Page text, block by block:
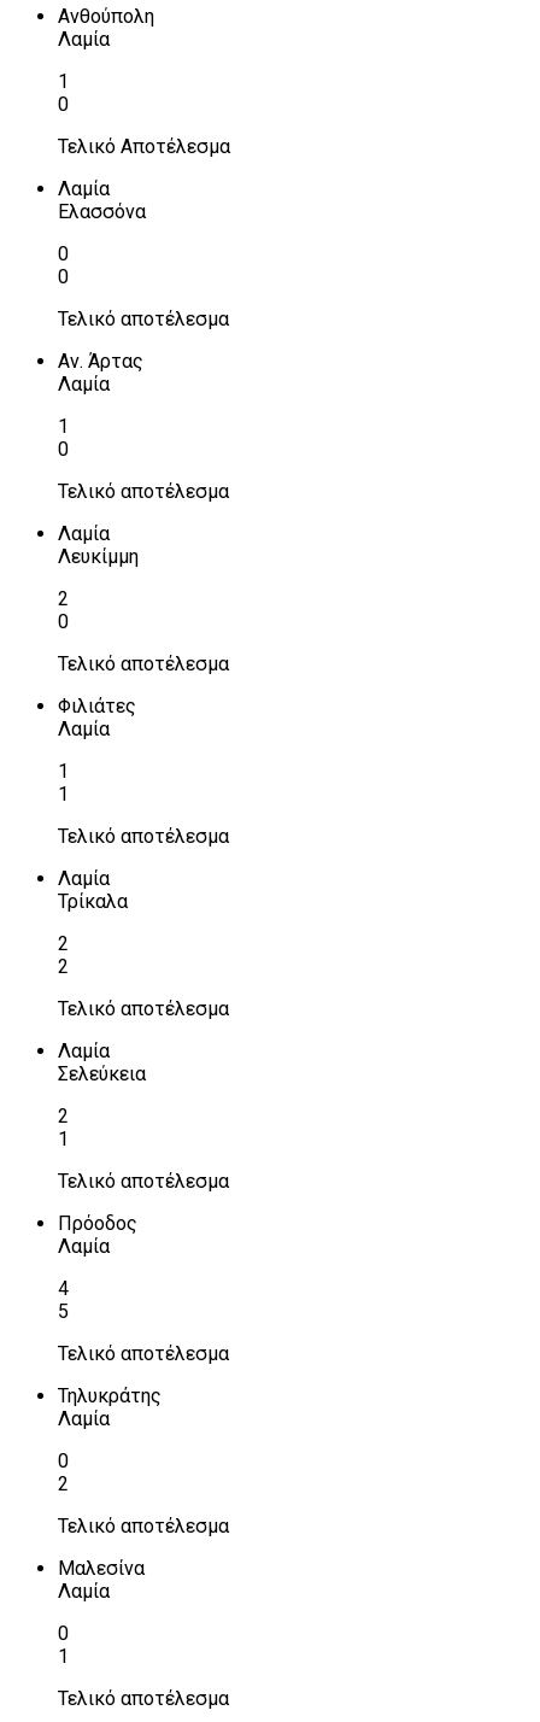
Ανθούπολη
Λαμία
1
0
Τελικό Αποτέλεσμα
Λαμία
Ελασσόνα
0
0
Τελικό αποτέλεσμα
Αν. Άρτας
Λαμία
1
0
Τελικό αποτέλεσμα
Λαμία
Λευκίμμη
2
0
Τελικό αποτέλεσμα
Φιλιάτες
Λαμία
1
1
Τελικό αποτέλεσμα
Λαμία
Τρίκαλα
2
2
Τελικό αποτέλεσμα
Λαμία
Σελεύκεια
2
1
Τελικό αποτέλεσμα
Πρόοδος
Λαμία
4
5
Τελικό αποτέλεσμα
Τηλυκράτης
Λαμία
0
2
Τελικό αποτέλεσμα
Μαλεσίνα
Λαμία
0
1
Τελικό αποτέλεσμα